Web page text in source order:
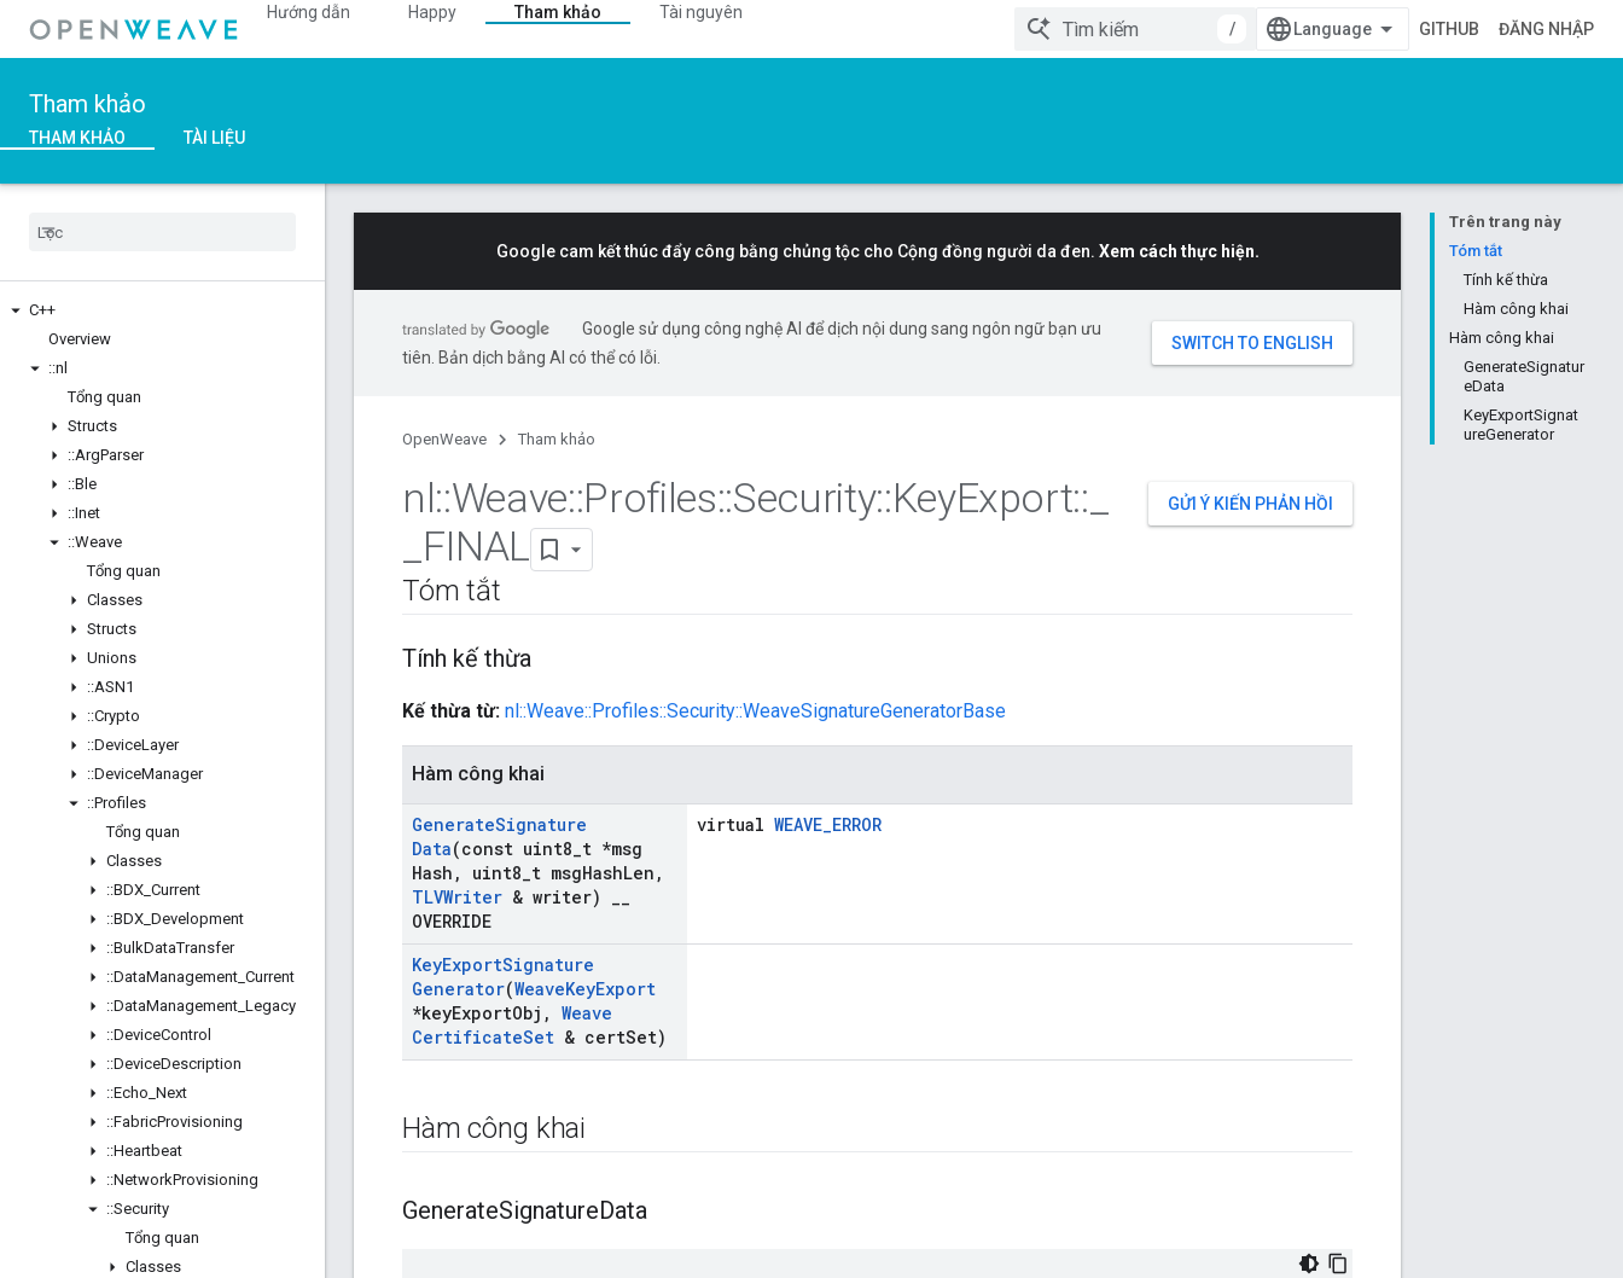
Hướng dẫn Happy Tham khảo
Tài nguyên
/
GITHUB ĐĂNG NHẬP
Tham khảo
THAM KHẢO TÀI LIỆU
C++
Overview
::nl
Tổng quan
Structs
::ArgParser
::Ble
::Inet
::Weave
Tổng quan
Classes
Structs
Unions
::ASN1
::Crypto
::DeviceLayer
::DeviceManager
::Profiles
Tổng quan
Classes
::BDX Current
::BDX Development
::BulkDataTransfer
::DataManagement Current
::DataManagement Legacy
::DeviceControl
::DeviceDescription
::Echo Next
::FabricProvisioning
::Heartbeat
::NetworkProvisioning
::Security
Tổng quan
Classes
Trên trang này
Tóm tắt
Tính kế thừa
Hàm công khai
Hàm công khai
GenerateSignatur
eData
KeyExportSignat
ureGenerator
Google cam kết thúc đẩy công bằng chủng tộc cho Cộng đồng người da đen. Xem cách thực hiện.
Google sử dụng công nghệ AI để dịch nội dung sang ngôn ngữ bạn ưu
tiên. Bản dịch bằng AI có thể có lỗi.
OpenWeave Tham khảo
GỬI Ý KIẾN PHẢN HỒI
nl::Weave::Profiles::Security::KeyExport::
FINAL
Tóm tắt
Tính kế thừa
Kế thừa từ: nl::Weave::Profiles::Security::WeaveSignatureGeneratorBase
Hàm công khai
GenerateSignature
Data(const uint8 t *msg
Hash , uint8 t msgHashLen ,
TLVWriter & writer)
OVERRIDE
virtual WEAVE_ERROR
KeyExportSignature
Generator(WeaveKeyExport
*keyExportObj , Weave
CertificateSet & certSet)
Hàm công khai
GenerateSignatureData